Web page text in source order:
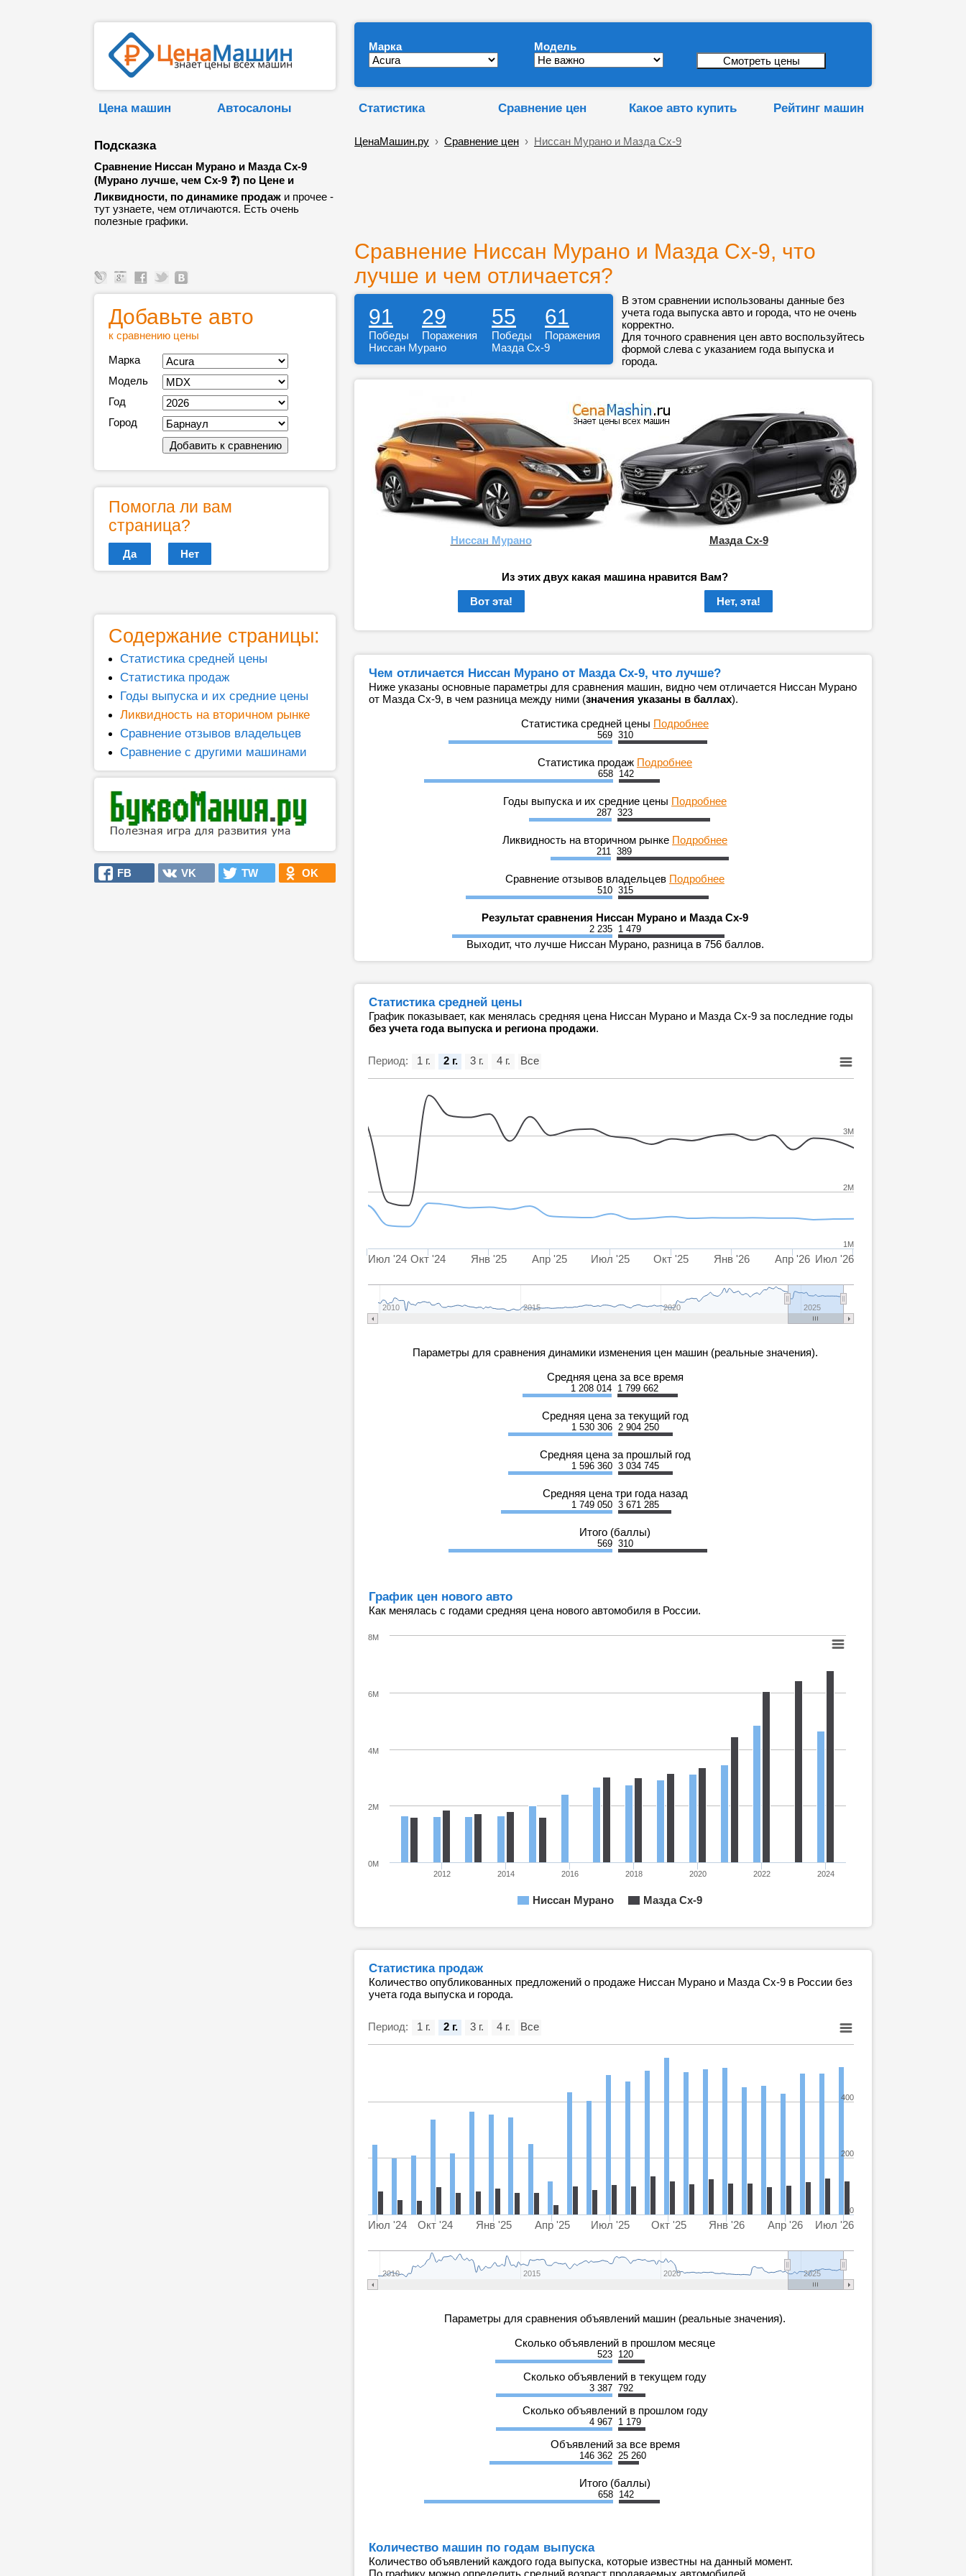
Марка Модель
Цена машин Автосалоны Статистика Сравнение цен Какое авто купить Рейтинг машин
Подсказка
Сравнение Ниссан Мурано и Мазда Сх-9
(Мурано лучше, чем Сх-9 ❓) по Цене и
Ликвидности, по динамике продаж и прочее -
тут узнаете, чем отличаются. Есть очень
полезные графики.
ЦенаМашин.ру › Сравнение цен › Ниссан Мурано и Мазда Сх-9
Сравнение Ниссан Мурано и Мазда Сх-9, что
лучше и чем отличается?
Добавьте авто
к сравнению цены
Марка
Модель
Год
Город
Помогла ли вам
страница?
Да Нет
Содержание страницы:
Статистика средней цены
Статистика продаж
Годы выпуска и их средние цены
Ликвидность на вторичном рынке
Сравнение отзывов владельцев
Сравнение с другими машинами
FB VK TW OK
91 29 55 61
Победы Поражения Победы
Поражения
Ниссан Мурано
Мазда Сх-9
В этом сравнении использованы данные без
учета года выпуска авто и города, что не очень
корректно.
Для точного сравнения цен авто воспользуйтесь
формой слева с указанием года выпуска и
города.
Ниссан Мурано Мазда Сх-9
Из этих двух какая машина нравится Вам?
Вот эта!
Нет, эта!
Чем отличается Ниссан Мурано от Мазда Сх-9, что лучше?
Ниже указаны основные параметры для сравнения машин, видно чем отличается Ниссан Мурано
от Мазда Сх-9, в чем разница между ними (значения указаны в баллах).
Статистика средней цены Подробнее
569 310
Статистика продаж Подробнее
658 142
Годы выпуска и их средние цены Подробнее
287 323
Ликвидность на вторичном рынке Подробнее
211 389
Сравнение отзывов владельцев Подробнее
510 315
Результат сравнения Ниссан Мурано и Мазда Сх-9
2 235 1 479
Выходит, что лучше Ниссан Мурано, разница в 756 баллов.
Статистика средней цены
График показывает, как менялась средняя цена Ниссан Мурано и Мазда Сх-9 за последние годы
без учета года выпуска и региона продажи.
Период:
Июл '24 Окт '24 Янв '25 Апр '25 Июл '25 Окт '25 Янв '26 Апр '26 Июл '26
2010 2015 2020 2025
1M
2M
3M
1 г. 2 г. 3 г. 4 г. Все
Параметры для сравнения динамики изменения цен машин (реальные значения).
Средняя цена за все время
1 208 014 1 799 662
Средняя цена за текущий год
1 530 306 2 904 250
Средняя цена за прошлый год
1 596 360 3 034 745
Средняя цена три года назад
1 749 050 3 671 285
Итого (баллы)
569 310
График цен нового авто
Как менялась с годами средняя цена нового автомобиля в России.
Ниссан Мурано Мазда Сх-9
2012 2014 2016 2018 2020 2022 2024
0M
2M
4M
6M
8M
Статистика продаж
Количество опубликованных предложений о продаже Ниссан Мурано и Мазда Сх-9 в России без
учета года выпуска и города.
Период:
Июл '24 Окт '24 Янв '25 Апр '25 Июл '25 Окт '25 Янв '26 Апр '26 Июл '26
2010 2015 2020 2025
0
200
400
1 г. 2 г. 3 г. 4 г. Все
Параметры для сравнения объявлений машин (реальные значения).
Сколько объявлений в прошлом месяце
523 120
Сколько объявлений в текущем году
3 387 792
Сколько объявлений в прошлом году
4 967 1 179
Объявлений за все время
146 362 25 260
Итого (баллы)
658 142
Количество машин по годам выпуска
Количество объявлений каждого года выпуска, которые известны на данный момент.
По графику можно определить средний возраст продаваемых автомобилей.